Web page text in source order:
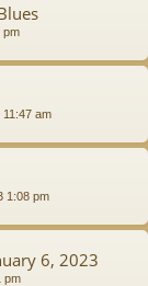
pm
11:47 am
1:08 pm
6, 2023
pm